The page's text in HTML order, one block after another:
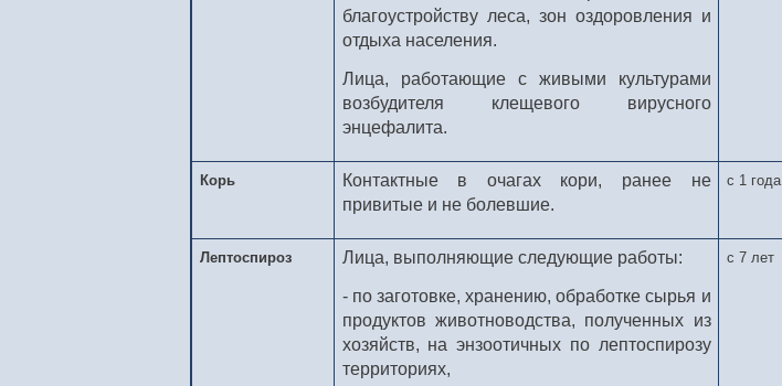
благоустройству леса, зон оздоровления и
отдыха населения.
Лица, работающие с живыми культурами
возбудителя клещевого вирусного
энцефалита.
Корь
Контактные в очагах кори, ранее не
привитые и не болевшие.
с 1 года
Лептоспироз Лица, выполняющие следующие работы:
- по заготовке, хранению, обработке сырья и
продуктов животноводства, полученных из
хозяйств, на энзоотичных по лептоспирозу
территориях,
с 7 лет